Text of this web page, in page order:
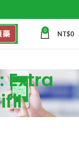
0 NT$0
Extra